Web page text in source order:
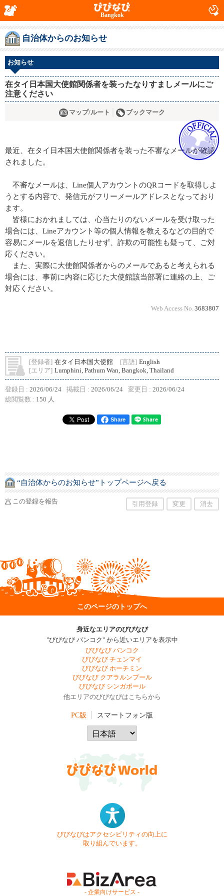
Bangkok
自治体からのお知らせ
お知らせ
在タイ日本国大使館関係者を装ったなりすましメールにご
注意ください
マップ/ルート ブックマーク
最近、在タイ日本国大使館関係者を装った不審なメールが確認
されました。
不審なメールは、Line個人アカウントのQRコードを取得しよ
うとする内容で、発信元がフリーメールアドレスとなっており
ます。
皆様におかれましては、心当たりのないメールを受け取った
場合には、Lineアカウント等の個人情報を教えるなどの目的で
容易にメールを返信したりせず、詐欺の可能性も疑って、ご対
応ください。
また、実際に大使館関係者からのメールであると考えられる
場合には、事前に内容に応じた大使館該当部署に連絡の上、ご
対応ください。
Web Access No. 3683807
[登録者] 在タイ日本国大使館 [言語] English
[エリア] Lumphini, Pathum Wan, Bangkok, Thailand
登録日 : 2026/06/24 掲載日 : 2026/06/24 変更日 : 2026/06/24
総閲覧数 : 150 人
Share
“自治体からのお知らせ”トップページへ戻る
この登録を報告 引用登録 変更 消去
このページのトップへ
身近なエリアのびびなび
"びびなび バンコク" から近いエリアを表示中
びびなび バンコク
びびなび チェンマイ
びびなび ホーチミン
びびなび クアラルンプール
びびなび シンガポール
他エリアのびびなびはこちらから
PC版 スマートフォン版
びびなびはアクセシビリティの向上に
取り組んでいます。
- 企業向けサービス -